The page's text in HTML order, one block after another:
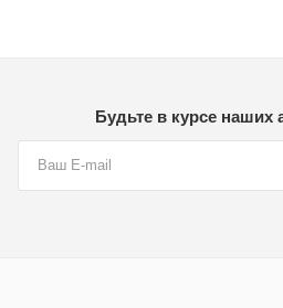
Будьте в курсе наших